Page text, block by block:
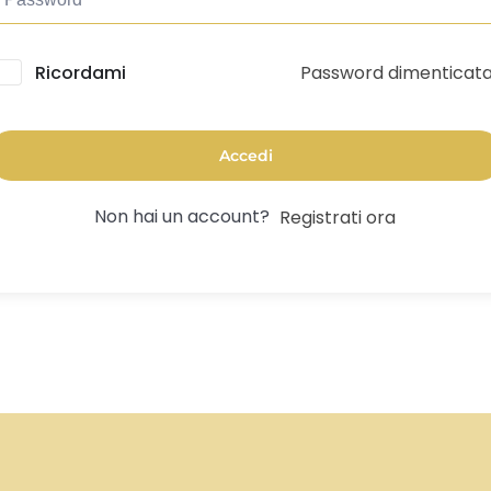
Ricordami Password
Accedi
Non hai un account? Registrati ora